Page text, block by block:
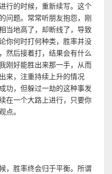
行的时候，重新续写。这个
问题。常常听朋友抱怨，刚
当地高了，却断线了，导致
你何时打何种类，胜率并没
然后接着打，结果会有什么
刚好能胜出来那一手，从而
来，注重持续上升的情况
功，但躲过一劫的这种事发
在一个大路上进行，只要你
点。
，胜率终会归于平衡。所谓